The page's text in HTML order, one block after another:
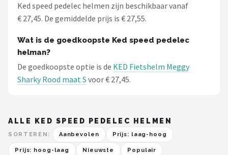
Ked speed pedelec helmen zijn beschikbaar vanaf
€ 27,45. De gemiddelde prijs is € 27,55.
Wat is de goedkoopste Ked speed pedelec
helman?
De goedkoopste optie is de KED Fietshelm Meggy
Sharky Rood maat S voor € 27,45.
ALLE KED SPEED PEDELEC HELMEN
SORTEREN: Aanbevolen Prijs: laag-hoog
Prijs: hoog-laag Nieuwste Populair